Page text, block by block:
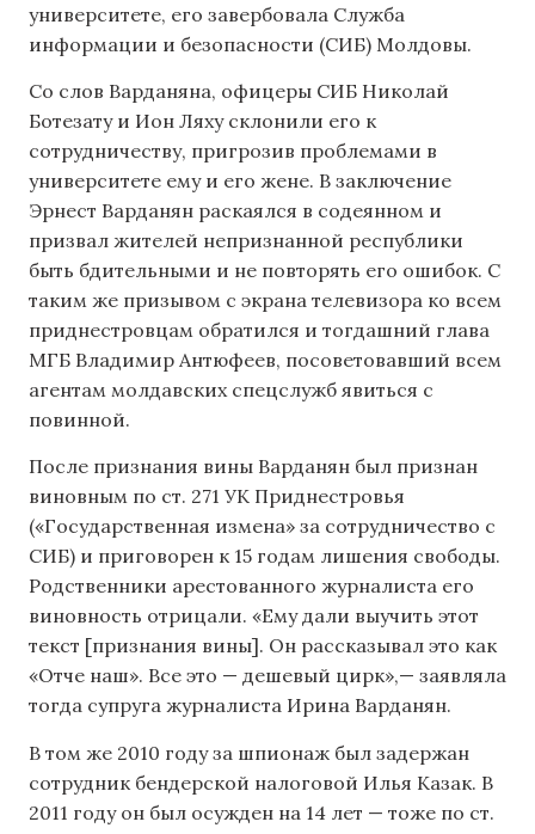
университете, его завербовала Служба
информации и безопасности (СИБ) Молдовы.
Со слов Варданяна, офицеры СИБ Николай
Ботезату и Ион Ляху склонили его к
сотрудничеству, пригрозив проблемами в
университете ему и его жене. В заключение
Эрнест Варданян раскаялся в содеянном и
призвал жителей непризнанной республики
быть бдительными и не повторять его ошибок. С
таким же призывом с экрана телевизора ко всем
приднестровцам обратился и тогдашний глава
МГБ Владимир Антюфеев, посоветовавший всем
агентам молдавских спецслужб явиться с
повинной.
После признания вины Варданян был признан
виновным по ст. 271 УК Приднестровья
(«Государственная измена» за сотрудничество с
СИБ) и приговорен к 15 годам лишения свободы.
Родственники арестованного журналиста его
виновность отрицали. «Ему дали выучить этот
текст [признания вины]. Он рассказывал это как
«Отче наш». Все это — дешевый цирк»,— заявляла
тогда супруга журналиста Ирина Варданян.
В том же 2010 году за шпионаж был задержан
сотрудник бендерской налоговой Илья Казак. В
2011 году он был осужден на 14 лет — тоже по ст.